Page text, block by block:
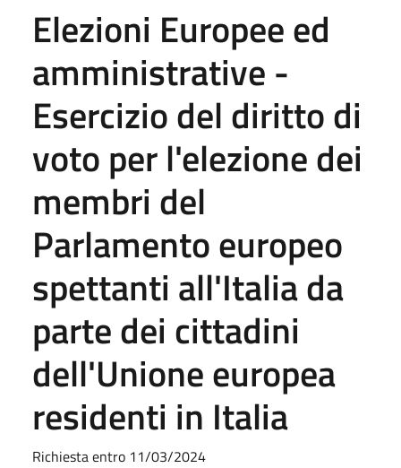
Elezioni Europee ed
amministrative -
Esercizio del diritto di
voto per l'elezione dei
membri del
Parlamento europeo
spettanti all'Italia da
parte dei cittadini
dell'Unione europea
residenti in Italia
Richiesta entro 11/03/2024